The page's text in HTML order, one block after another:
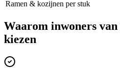
Ramen & kozijnen per stuk
Waarom inwoners van
kiezen